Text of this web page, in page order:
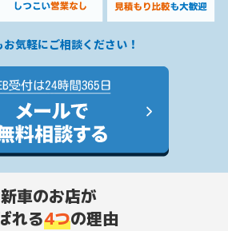
お気軽にご相談ください！
新車のお店が
れる4つの理由